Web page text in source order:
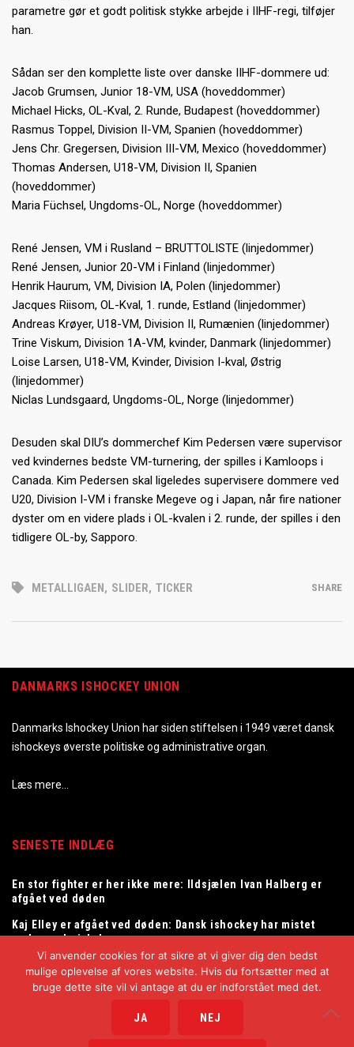
parametre gør et godt politisk stykke arbejde i IIHF-regi, tilføjer
han.
Sådan ser den komplette liste over danske IIHF-dommere ud:
Jacob Grumsen, Junior 18-VM, USA (hoveddommer)
Michael Hicks, OL-Kval, 2. Runde, Budapest (hoveddommer)
Rasmus Toppel, Division II-VM, Spanien (hoveddommer)
Jens Chr. Gregersen, Division III-VM, Mexico (hoveddommer)
Thomas Andersen, U18-VM, Division II, Spanien
(hoveddommer)
Maria Füchsel, Ungdoms-OL, Norge (hoveddommer)
René Jensen, VM i Rusland – BRUTTOLISTE (linjedommer)
René Jensen, Junior 20-VM i Finland (linjedommer)
Henrik Haurum, VM, Division IA, Polen (linjedommer)
Jacques Riisom, OL-Kval, 1. runde, Estland (linjedommer)
Andreas Krøyer, U18-VM, Division II, Rumænien (linjedommer)
Trine Viskum, Division 1A-VM, kvinder, Danmark (linjedommer)
Loise Larsen, U18-VM, Kvinder, Division I-kval, Østrig
(linjedommer)
Niclas Lundsgaard, Ungdoms-OL, Norge (linjedommer)
Desuden skal DIU’s dommerchef Kim Pedersen være supervisor
ved kvindernes bedste VM-turnering, der spilles i Kamloops i
Canada. Kim Pedersen skal ligeledes supervisere dommere ved
U20, Division I-VM i franske Megeve og i Japan, når fire nationer
dyster om en videre plads i OL-kvalen i 2. runde, der spilles i den
tidligere OL-by, Sapporo.
METALLIGAEN, SLIDER, TICKER SHARE
DANMARKS ISHOCKEY UNION
Danmarks Ishockey Union har siden stiftelsen i 1949 været dansk
ishockeys øverste politiske og administrative organ.
Læs mere…
SENESTE INDLÆG
En stor fighter er her ikke mere: Ildsjælen Ivan Halberg er
afgået ved døden
Kaj Elley er afgået ved døden: Dansk ishockey har mistet
en legendarisk dommer
Tommy Samuelsson ny landstræner for herrelandsholdet
Copyright © 2025
Vi anvender cookies for at sikre at vi giver dig den bedst
mulige oplevelse af vores website. Hvis du fortsætter med at
bruge dette site vil vi antage at du er indforstået med det.
JA NEJ